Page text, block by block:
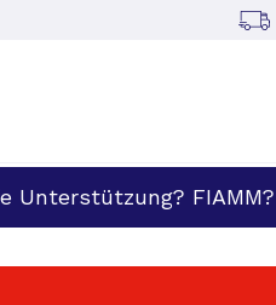
Unterstützung? FIAMM?